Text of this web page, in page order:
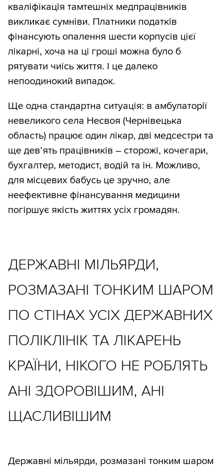
кваліфікація тамтешніх медпрацівників
викликає сумніви. Платники податків
фінансують опалення шести корпусів цієї
лікарні, хоча на ці гроші можна було б
рятувати чиїсь життя. І це далеко
непоодинокий випадок.
Ще одна стандартна ситуація: в амбулаторії
невеликого села Несвоя (Чернівецька
область) працює один лікар, дві медсестри та
ще дев’ять працівників – сторожі, кочегари,
бухгалтер, методист, водій та ін. Можливо,
для місцевих бабусь це зручно, але
неефективне фінансування медицини
погіршує якість життях усіх громадян.
ДЕРЖАВНІ МІЛЬЯРДИ,
РОЗМАЗАНІ ТОНКИМ ШАРОМ
ПО СТІНАХ УСІХ ДЕРЖАВНИХ
ПОЛІКЛІНІК ТА ЛІКАРЕНЬ
КРАЇНИ, НІКОГО НЕ РОБЛЯТЬ
АНІ ЗДОРОВІШИМ, АНІ
ЩАСЛИВІШИМ
Державні мільярди, розмазані тонким шаром